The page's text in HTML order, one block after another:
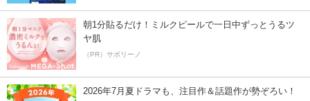
朝1分貼るだけ！ミルクピールで一日中ずっとうるツ
ヤ肌
（PR）サボリーノ
2026年7月夏ドラマも、注目作＆話題作が勢ぞろい！